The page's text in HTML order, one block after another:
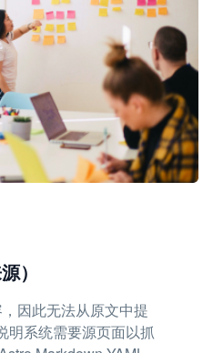
）
因此无法从原文中提
明系统需要源页面以抓